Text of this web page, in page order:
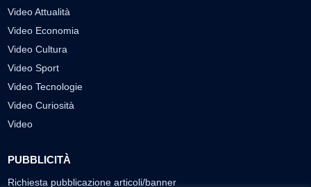
Video Attualità
Video Economia
Video Cultura
Video Sport
Video Tecnologie
Video Curiosità
Video
PUBBLICITÀ
Richiesta pubblicazione articoli/banner